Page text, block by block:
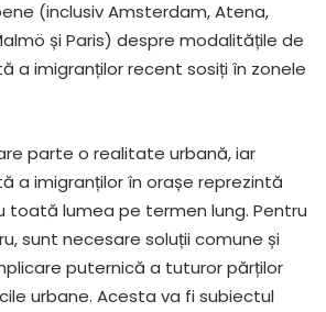
(inclusiv Amsterdam, Atena,
și Paris) despre modalitățile de
a imigranților recent sosiți în zonele
parte o realitate urbană, iar
a imigranților în orașe reprezintă
toată lumea pe termen lung. Pentru
sunt necesare soluții comune și
puternică a tuturor părților
urbane. Acesta va fi subiectul